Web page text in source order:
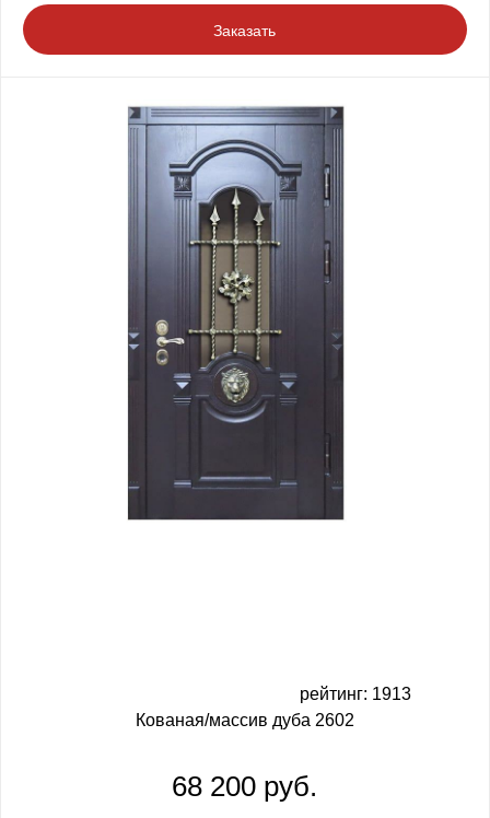
Заказать
рейтинг: 1913
Кованая/массив дуба 2602
68 200 руб.